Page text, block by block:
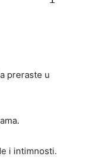
preraste u
i intimnosti.